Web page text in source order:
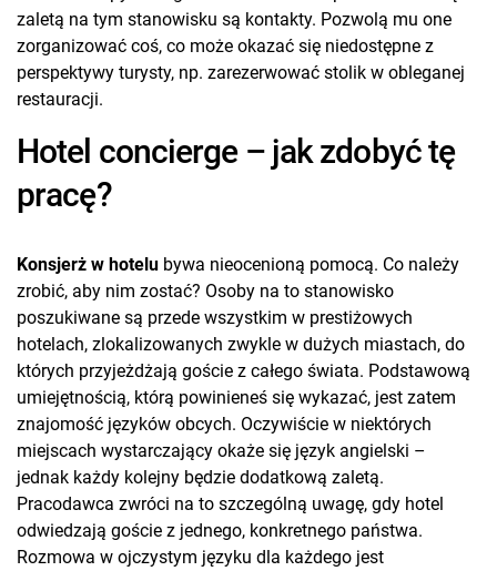
zaletą na tym stanowisku są kontakty. Pozwolą mu one
zorganizować coś, co może okazać się niedostępne z
perspektywy turysty, np. zarezerwować stolik w obleganej
restauracji.
Hotel concierge – jak zdobyć tę
pracę?
Konsjerż w hotelu bywa nieocenioną pomocą. Co należy
zrobić, aby nim zostać? Osoby na to stanowisko
poszukiwane są przede wszystkim w prestiżowych
hotelach, zlokalizowanych zwykle w dużych miastach, do
których przyjeżdżają goście z całego świata. Podstawową
umiejętnością, którą powinieneś się wykazać, jest zatem
znajomość języków obcych. Oczywiście w niektórych
miejscach wystarczający okaże się język angielski –
jednak każdy kolejny będzie dodatkową zaletą.
Pracodawca zwróci na to szczególną uwagę, gdy hotel
odwiedzają goście z jednego, konkretnego państwa.
Rozmowa w ojczystym języku dla każdego jest